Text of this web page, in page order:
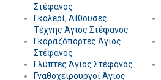
Στέφανος
Γκαλερί, Αίθουσες
Τέχνης Άγιος Στέφανος
Γκαραζόπορτες Άγιος
Στέφανος
Γλύπτες Άγιος Στέφανος
Γναθοχειρουργοί Άγιος